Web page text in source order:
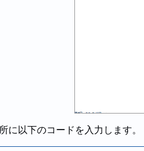
に以下のコードを入力します。